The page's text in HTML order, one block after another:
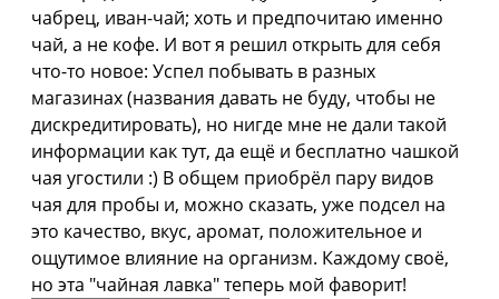
чабрец, иван-чай; хоть и предпочитаю именно
чай, а не кофе. И вот я решил открыть для себя
что-то новое: Успел побывать в разных
магазинах (названия давать не буду, чтобы не
дискредитировать), но нигде мне не дали такой
информации как тут, да ещё и бесплатно чашкой
чая угостили :) В общем приобрёл пару видов
чая для пробы и, можно сказать, уже подсел на
это качество, вкус, аромат, положительное и
ощутимое влияние на организм. Каждому своё,
но эта "чайная лавка" теперь мой фаворит!